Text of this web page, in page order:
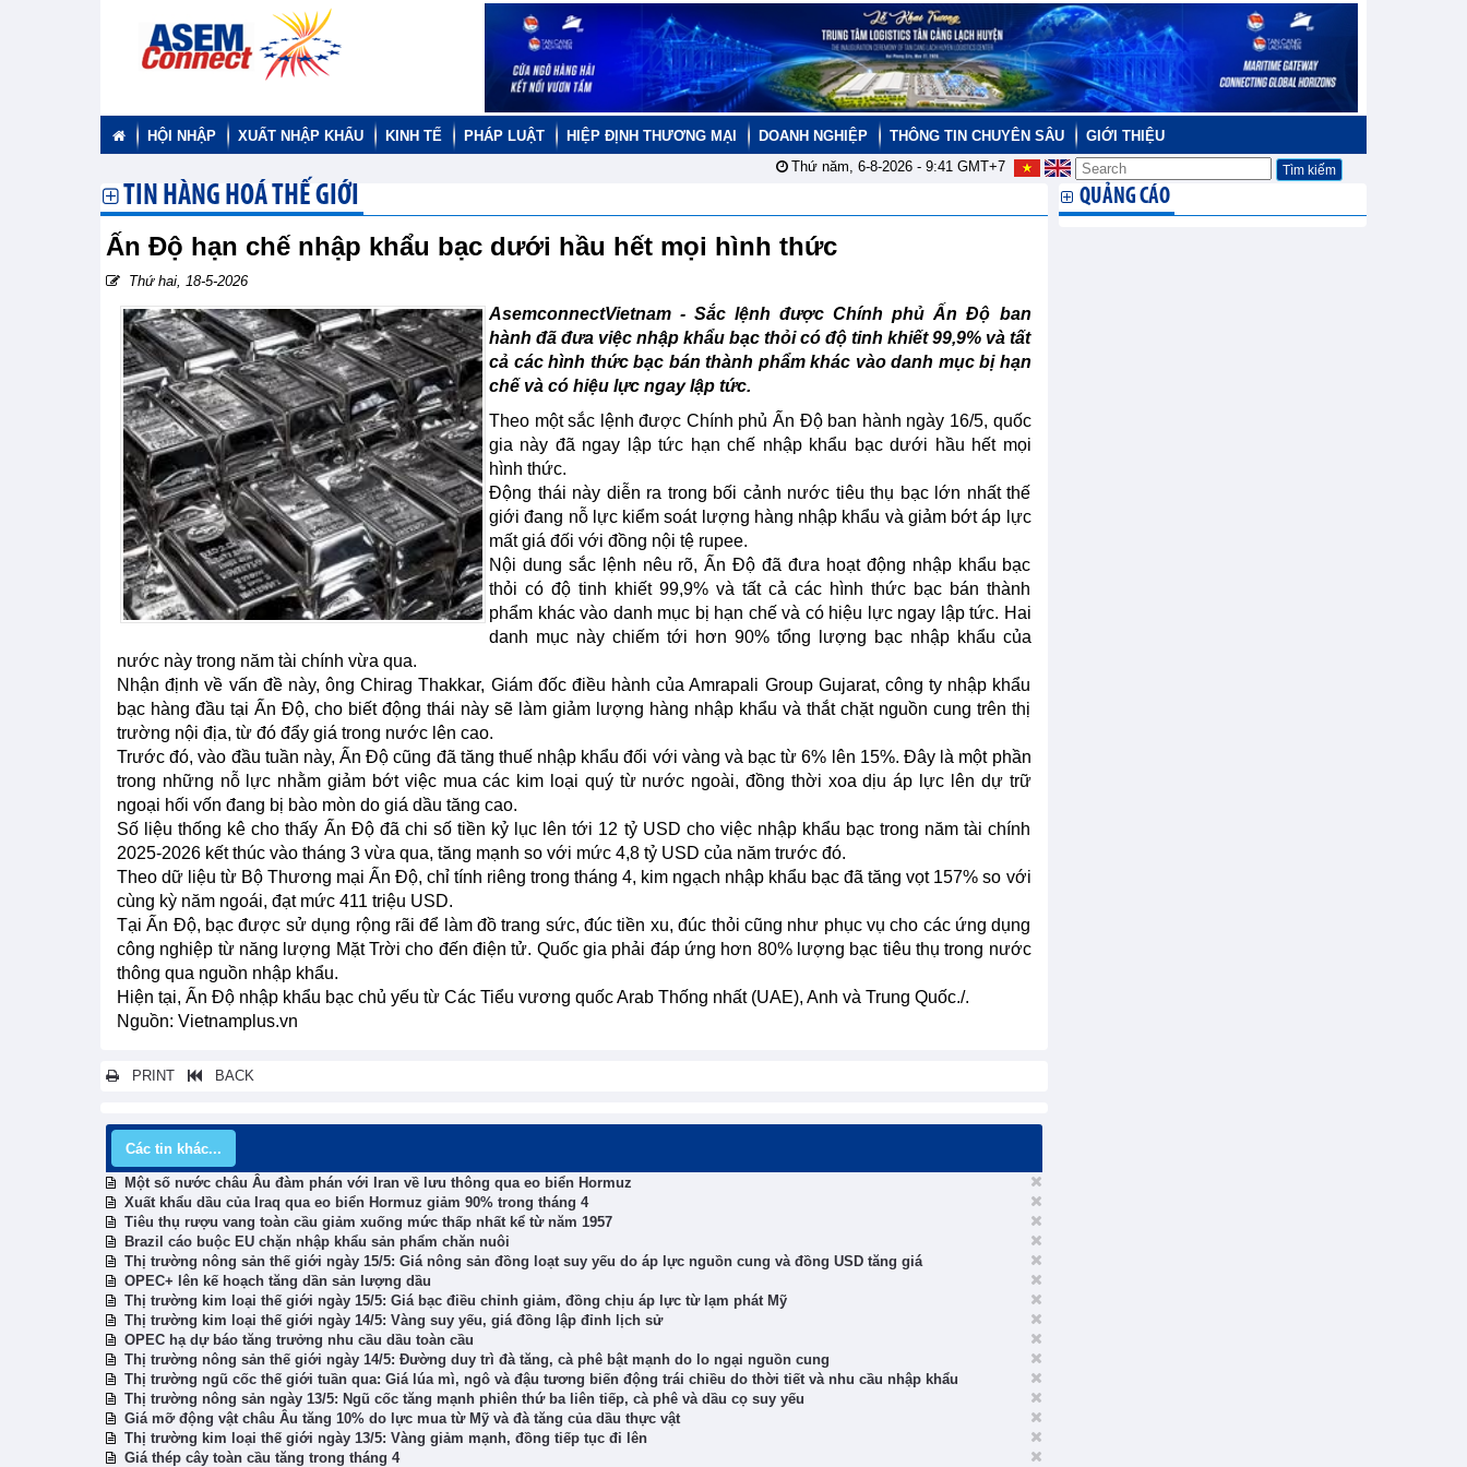
HỘI NHẬP XUẤT NHẬP KHẨU KINH TẾ PHÁP LUẬT HIỆP ĐỊNH THƯƠNG MẠI DOANH NGHIỆP THÔNG TIN CHUYÊN SÂU
GIỚI THIỆU
Thứ năm, 6-8-2026 - 9:41GMT+7
TIN HÀNG HOÁ THẾ GIỚI
Ấn Độ hạn chế nhập khẩu bạc dưới hầu hết mọi hình thức
Thứ hai, 18-5-2026
AsemconnectVietnam -Sắc lệnh được Chính phủ Ấn Độ ban
hành đã đưa việc nhập khẩu bạc thỏi có độ tinh khiết 99,9% và tất
cả các hình thức bạc bán thành phẩm khác vào danh mục bị hạn
chế và có hiệu lực ngay lập tức.
Theo một sắc lệnh được Chính phủ Ấn Độ ban hành ngày 16/5, quốc
gia này đã ngay lập tức hạn chế nhập khẩu bạc dưới hầu hết mọi
hình thức.
Động thái này diễn ra trong bối cảnh nước tiêu thụ bạc lớn nhất thế
giới đang nỗ lực kiểm soát lượng hàng nhập khẩu và giảm bớt áp lực
mất giá đối với đồng nội tệ rupee.
Nội dung sắc lệnh nêu rõ, Ấn Độ đã đưa hoạt động nhập khẩu bạc
thỏi có độ tinh khiết 99,9% và tất cả các hình thức bạc bán thành
phẩm khác vào danh mục bị hạn chế và có hiệu lực ngay lập tức. Hai
danh mục này chiếm tới hơn 90% tổng lượng bạc nhập khẩu của
nước này trong năm tài chính vừa qua.
Nhận định về vấn đề này, ông Chirag Thakkar, Giám đốc điều hành của Amrapali Group Gujarat, công ty nhập khẩu
bạc hàng đầu tại Ấn Độ, cho biết động thái này sẽ làm giảm lượng hàng nhập khẩu và thắt chặt nguồn cung trên thị
trường nội địa, từ đó đẩy giá trong nước lên cao.
Trước đó, vào đầu tuần này, Ấn Độ cũng đã tăng thuế nhập khẩu đối với vàng và bạc từ 6% lên 15%. Đây là một phần
trong những nỗ lực nhằm giảm bớt việc mua các kim loại quý từ nước ngoài, đồng thời xoa dịu áp lực lên dự trữ
ngoại hối vốn đang bị bào mòn do giá dầu tăng cao.
Số liệu thống kê cho thấy Ấn Độ đã chi số tiền kỷ lục lên tới 12 tỷ USD cho việc nhập khẩu bạc trong năm tài chính
2025-2026 kết thúc vào tháng 3 vừa qua, tăng mạnh so với mức 4,8 tỷ USD của năm trước đó.
Theo dữ liệu từ Bộ Thương mại Ấn Độ, chỉ tính riêng trong tháng 4, kim ngạch nhập khẩu bạc đã tăng vọt 157% so với
cùng kỳ năm ngoái, đạt mức 411 triệu USD.
Tại Ấn Độ, bạc được sử dụng rộng rãi để làm đồ trang sức, đúc tiền xu, đúc thỏi cũng như phục vụ cho các ứng dụng
công nghiệp từ năng lượng Mặt Trời cho đến điện tử. Quốc gia phải đáp ứng hơn 80% lượng bạc tiêu thụ trong nước
thông qua nguồn nhập khẩu.
Hiện tại, Ấn Độ nhập khẩu bạc chủ yếu từ Các Tiểu vương quốc Arab Thống nhất (UAE), Anh và Trung Quốc./.
Nguồn: Vietnamplus.vn
PRINT BACK
Các tin khác...
Một số nước châu Âu đàm phán với Iran về lưu thông qua eo biển Hormuz
Xuất khẩu dầu của Iraq qua eo biển Hormuz giảm 90% trong tháng 4
Tiêu thụ rượu vang toàn cầu giảm xuống mức thấp nhất kể từ năm 1957
Brazil cáo buộc EU chặn nhập khẩu sản phẩm chăn nuôi
Thị trường nông sản thế giới ngày 15/5: Giá nông sản đồng loạt suy yếu do áp lực nguồn cung và đồng USD tăng giá
OPEC+ lên kế hoạch tăng dần sản lượng dầu
Thị trường kim loại thế giới ngày 15/5: Giá bạc điều chỉnh giảm, đồng chịu áp lực từ lạm phát Mỹ
Thị trường kim loại thế giới ngày 14/5: Vàng suy yếu, giá đồng lập đỉnh lịch sử
OPEC hạ dự báo tăng trưởng nhu cầu dầu toàn cầu
Thị trường nông sản thế giới ngày 14/5: Đường duy trì đà tăng, cà phê bật mạnh do lo ngại nguồn cung
Thị trường ngũ cốc thế giới tuần qua: Giá lúa mì, ngô và đậu tương biến động trái chiều do thời tiết và nhu cầu nhập khẩu
Thị trường nông sản ngày 13/5: Ngũ cốc tăng mạnh phiên thứ ba liên tiếp, cà phê và dầu cọ suy yếu
Giá mỡ động vật châu Âu tăng 10% do lực mua từ Mỹ và đà tăng của dầu thực vật
Thị trường kim loại thế giới ngày 13/5: Vàng giảm mạnh, đồng tiếp tục đi lên
Giá thép cây toàn cầu tăng trong tháng 4
QUẢNG CÁO